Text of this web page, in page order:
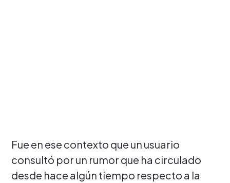
Fue en ese contexto que un usuario
consultó por un rumor que ha circulado
desde hace algún tiempo respecto a la